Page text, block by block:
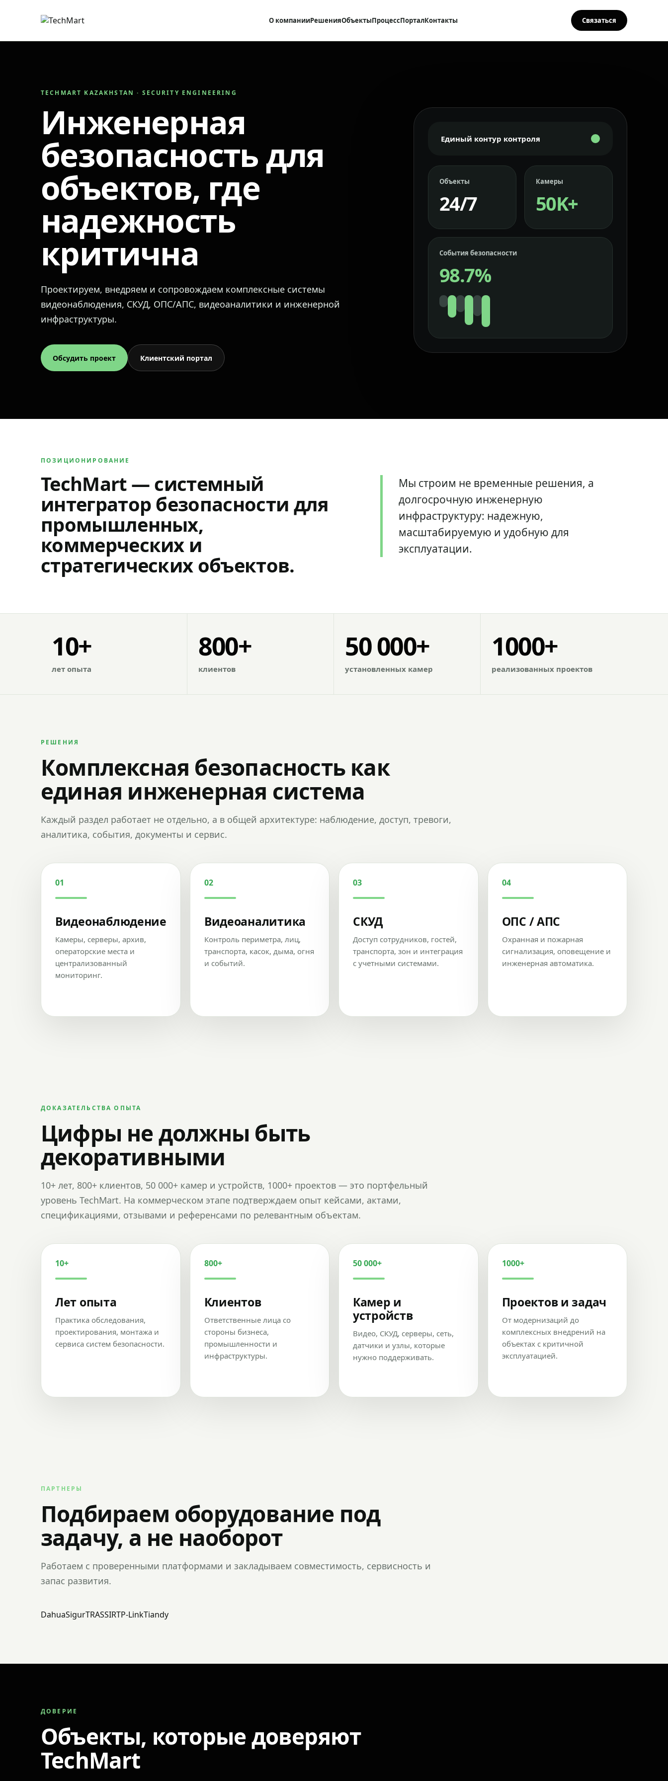
О компанииРешенияОбъектыПроцессПорталКонтакты Связаться
TECHMART KAZAKHSTAN · SECURITY ENGINEERING
Инженерная
безопасность для
объектов, где
надежность
критична
Проектируем, внедряем и сопровождаем комплексные системы
видеонаблюдения, СКУД, ОПС/АПС, видеоаналитики и инженерной
инфраструктуры.
Обсудить проект Клиентский портал
Единый контур контроля
Объекты
24/7
Камеры
50K+
События безопасности
98.7%
ПОЗИЦИОНИРОВАНИЕ
TechMart — системный
интегратор безопасности для
промышленных,
коммерческих и
стратегических объектов.
Мы строим не временные решения, а
долгосрочную инженерную
инфраструктуру: надежную,
масштабируемую и удобную для
эксплуатации.
10+
лет опыта
800+
клиентов
50 000+
установленных камер
1000+
реализованных проектов
РЕШЕНИЯ
Комплексная безопасность как
единая инженерная система
Каждый раздел работает не отдельно, а в общей архитектуре: наблюдение, доступ, тревоги,
аналитика, события, документы и сервис.
01
Видеонаблюдение
Камеры, серверы, архив,
операторские места и
централизованный
мониторинг.
02
Видеоаналитика
Контроль периметра, лиц,
транспорта, касок, дыма, огня
и событий.
03
СКУД
Доступ сотрудников, гостей,
транспорта, зон и интеграция
с учетными системами.
04
ОПС / АПС
Охранная и пожарная
сигнализация, оповещение и
инженерная автоматика.
ДОКАЗАТЕЛЬСТВА ОПЫТА
Цифры не должны быть
декоративными
10+ лет, 800+ клиентов, 50 000+ камер и устройств, 1000+ проектов — это портфельный
уровень TechMart. На коммерческом этапе подтверждаем опыт кейсами, актами,
спецификациями, отзывами и референсами по релевантным объектам.
10+
Лет опыта
Практика обследования,
проектирования, монтажа и
сервиса систем безопасности.
800+
Клиентов
Ответственные лица со
стороны бизнеса,
промышленности и
инфраструктуры.
50 000+
Камер и
устройств
Видео, СКУД, серверы, сеть,
датчики и узлы, которые
нужно поддерживать.
1000+
Проектов и задач
От модернизаций до
комплексных внедрений на
объектах с критичной
эксплуатацией.
ПАРТНЕРЫ
Подбираем оборудование под
задачу, а не наоборот
Работаем с проверенными платформами и закладываем совместимость, сервисность и
запас развития.
DahuaSigurTRASSIRTP-LinkTiandy
ДОВЕРИЕ
Объекты, которые доверяют
TechMart